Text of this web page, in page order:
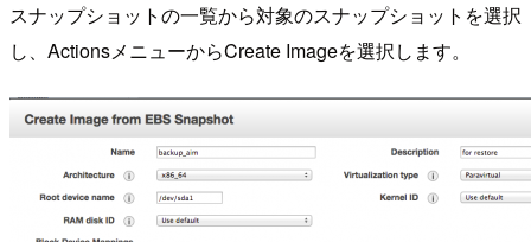
スナップショットの一覧から対象のスナップショットを選択
し、ActionsメニューからCreate Imageを選択します。